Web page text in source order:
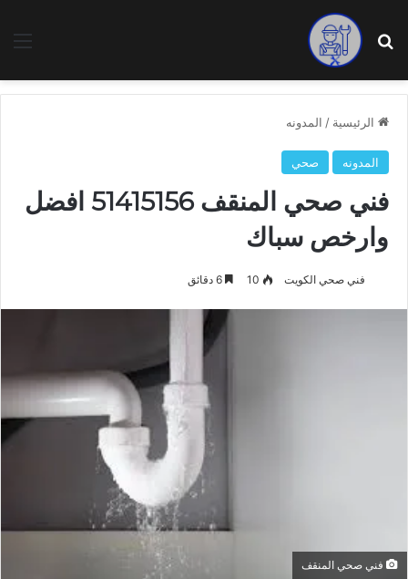
بحث عن
الرئيسية / المدونه
المدونه صحي
فني صحي المنقف 51415156 افضل
وارخص سباك
فني صحي الكويت 10
فني صحي المنقف